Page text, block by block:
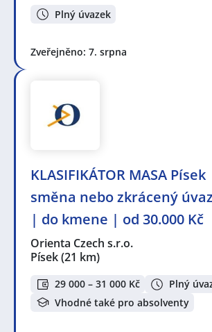
Plný úvazek
Zveřejněno: 7. srpna
KLASIFIKÁTOR MASA Písek
směna nebo zkrácený
| do kmene | od 30.000 Kč
Orienta Czech s.r.o.
Písek(21 km)
29 000 – 31 000 Kč
Plný
Vhodné také pro absolventy